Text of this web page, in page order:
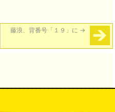
藤浪、背番号「１９」に →